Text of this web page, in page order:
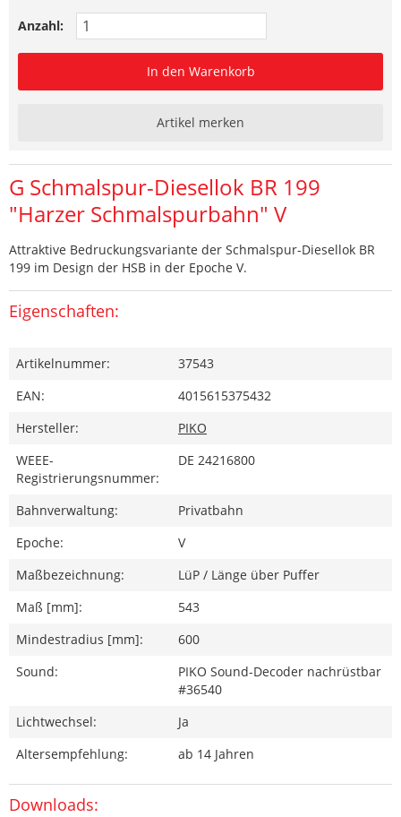
Anzahl:
In den Warenkorb
Artikel merken
G Schmalspur-Diesellok BR 199
"Harzer Schmalspurbahn" V
Attraktive Bedruckungsvariante der Schmalspur-Diesellok BR
199 im Design der HSB in der Epoche V.
Eigenschaften:
Artikelnummer:
37543
EAN:
4015615375432
Hersteller:
PIKO
WEEE-
Registrierungsnummer:
DE 24216800
Bahnverwaltung:
Privatbahn
Epoche:
V
Maßbezeichnung:
LüP / Länge über Puffer
Maß [mm]:
543
Mindestradius [mm]:
600
Sound:
PIKO Sound-Decoder nachrüstbar
#36540
Lichtwechsel:
Ja
Altersempfehlung:
ab 14 Jahren
Downloads: